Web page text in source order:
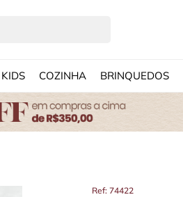
KIDS COZINHA BRINQUEDOS
Ref: 74422